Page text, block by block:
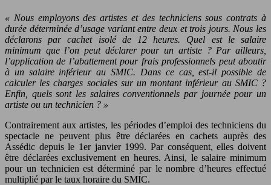
« Nous employons des artistes et des techniciens sous contrats à
durée déterminée d’usage variant entre deux et trois jours. Nous les
déclarons par cachet isolé de 12 heures. Quel est le salaire
minimum que l’on peut déclarer pour un artiste ? Par ailleurs,
l’application de l’abattement pour frais professionnels peut aboutir
à un salaire inférieur au SMIC. Dans ce cas, est-il possible de
calculer les charges sociales sur un montant inférieur au SMIC ?
Enfin, quels sont les salaires conventionnels par journée pour un
artiste ou un technicien ? »
Contrairement aux artistes, les périodes d’emploi des techniciens du
spectacle ne peuvent plus être déclarées en cachets auprès des
Assédic depuis le 1er janvier 1999. Par conséquent, elles doivent
être déclarées exclusivement en heures. Ainsi, le salaire minimum
pour un technicien est déterminé par le nombre d’heures effectué
multiplié par le taux horaire du SMIC.